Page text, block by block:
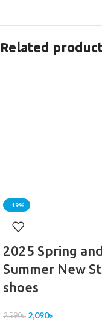
Related
-19%
2025 Spring and
Summer New
shoes
2,590৳ 2,090৳